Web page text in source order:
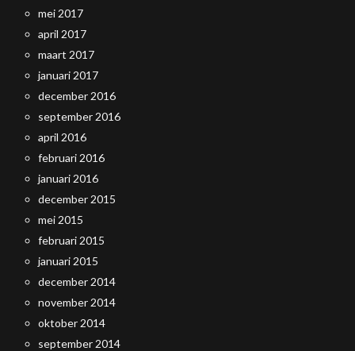
mei 2017
april 2017
maart 2017
januari 2017
december 2016
september 2016
april 2016
februari 2016
januari 2016
december 2015
mei 2015
februari 2015
januari 2015
december 2014
november 2014
oktober 2014
september 2014